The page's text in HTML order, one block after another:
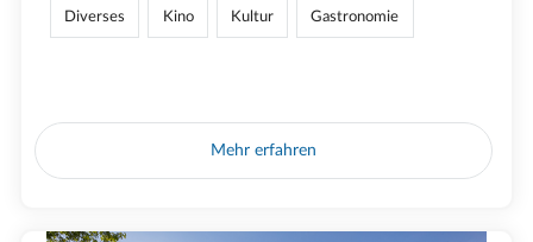
Diverses Kino Kultur Gastronomie
Mehr erfahren